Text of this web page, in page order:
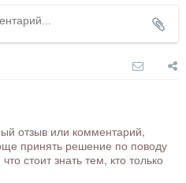
отзыв или комментарий,
принять решение по поводу
стоит знать тем, кто только